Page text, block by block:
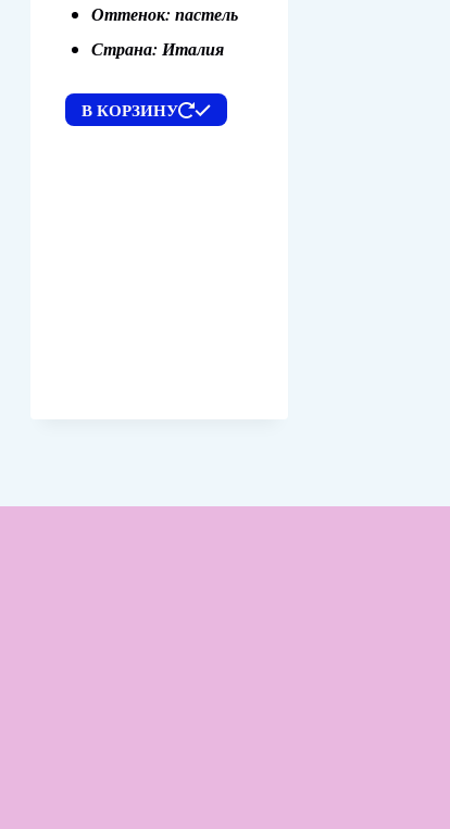
Оттенок: пастель
Страна: Италия
В КОРЗИНУ